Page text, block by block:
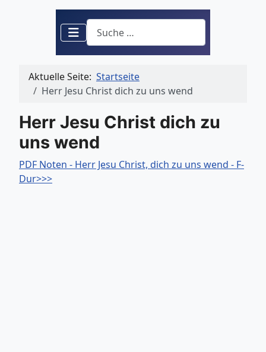
Suchen
Aktuelle Seite: Startseite
Herr Jesu Christ dich zu uns wend
Herr Jesu Christ dich zu
uns wend
PDF Noten - Herr Jesu Christ, dich zu uns wend - F-
Dur>>>